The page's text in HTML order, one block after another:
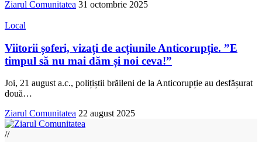
Ziarul Comunitatea 31 octombrie 2025
Local
Viitorii șoferi, vizați de acțiunile Anticorupție. ”E
timpul să nu mai dăm și noi ceva!”
Joi, 21 august a.c., polițiștii brăileni de la Anticorupție au desfășurat
două…
Ziarul Comunitatea 22 august 2025
//